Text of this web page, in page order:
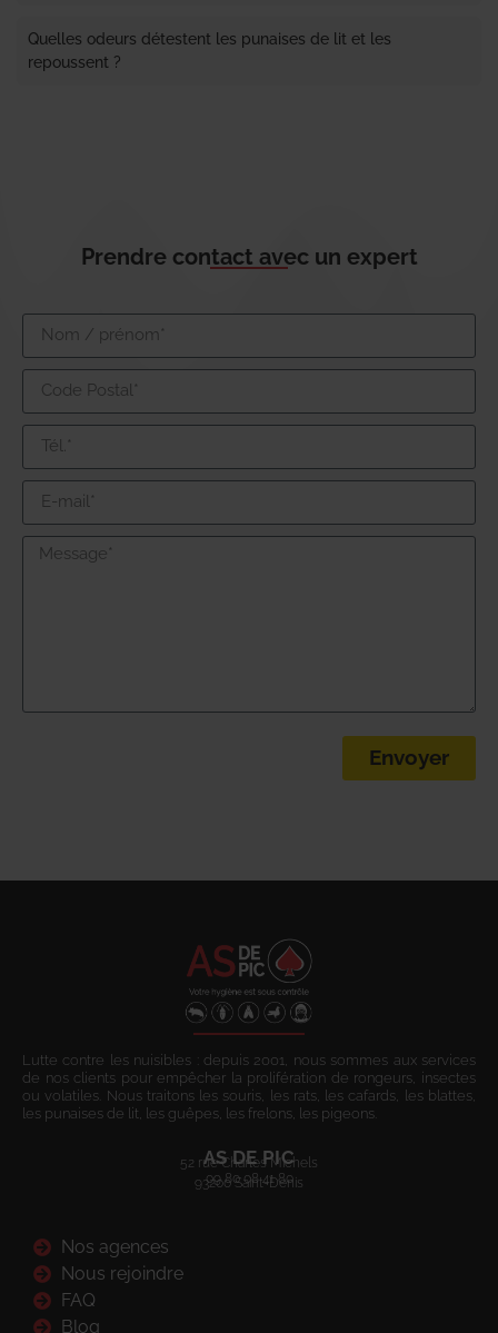
Quelles odeurs détestent les punaises de lit et les
repoussent ?
Prendre contact avec un expert
Envoyer
Lutte contre les nuisibles : depuis 2001, nous sommes aux services
de nos clients pour empêcher la prolifération de rongeurs, insectes
ou volatiles. Nous traitons les souris, les rats, les cafards, les blattes,
les punaises de lit, les guêpes, les frelons, les pigeons.
AS DE PIC
52 rue Charles Michels
93200 Saint-Denis
09 80 08 41 80
Nos agences
Nous rejoindre
FAQ
Blog